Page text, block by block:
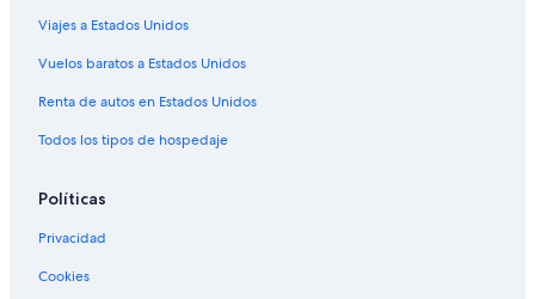
Viajes a Estados Unidos
Vuelos baratos a Estados Unidos
Renta de autos en Estados Unidos
Todos los tipos de hospedaje
Políticas
Privacidad
Cookies